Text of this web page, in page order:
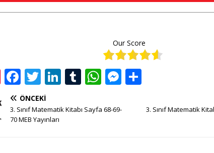
Our Score
Pi
n
te
r
F
a
c
e
T
w
it
te
Li
k
T
m
W
at
M
ss ar
ÖNCEKI
3. Sınıf Matematik Kitabı Sayfa 68-69-
70 MEB Yayınları
3. Sınıf Matematik